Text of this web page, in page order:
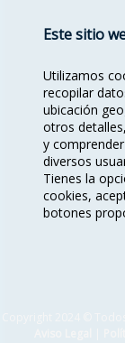
Este sitio
Utilizamos
recopilar
ubicación
otros
y
diversos
Tienes la
cookies,
botones
Copyright 2024 ©